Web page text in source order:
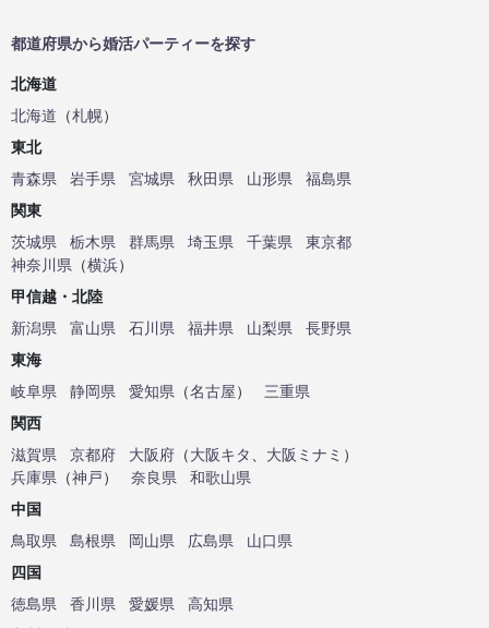
都道府県から婚活パーティーを探す
北海道
北海道 （札幌）
東北
青森県
岩手県 宮城県 秋田県 山形県
福島県
関東
茨城県
栃木県 群馬県 埼玉県 千葉県
東京都
神奈川県 （横浜）
甲信越・北陸
新潟県
富山県 石川県 福井県 山梨県
長野県
東海
岐阜県
静岡県 愛知県 （名古屋）
三重県
関西
滋賀県
京都府 大阪府 （大阪キタ 大阪ミナミ ）
兵庫県 （神戸） 奈良県
和歌山県
中国
鳥取県
島根県 岡山県 広島県
山口県
四国
徳島県
香川県 愛媛県
高知県